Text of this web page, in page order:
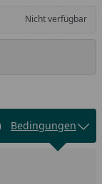
Nicht verfügbar
Bedingungen